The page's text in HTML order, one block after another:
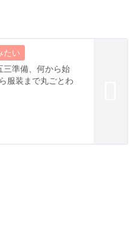
三準備、何から始
服装まで丸ごとわ